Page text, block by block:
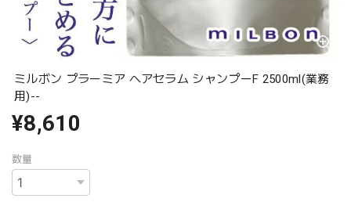
ミルボン プラーミア ヘアセラム シャンプーF 2500ml(業務
用)--
¥8,610
数量